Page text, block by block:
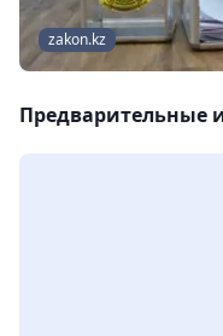
zakon.kz
Предварительные